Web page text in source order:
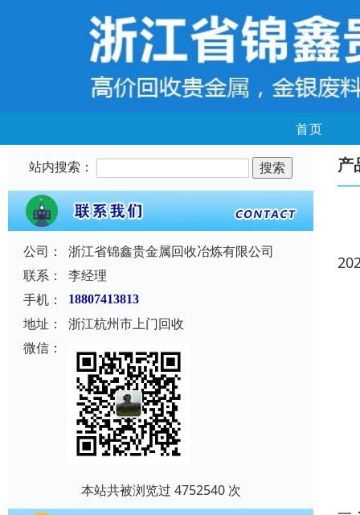
首页
站内搜索：
公司：
浙江省锦鑫贵金属回收冶炼有限公司
联系：
李经理
手机：
18807413813
地址：
浙江杭州市上门回收
微信：
本站共被浏览过 4752540 次
产